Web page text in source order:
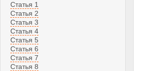
Статья 1
Статья 2
Статья 3
Статья 4
Статья 5
Статья 6
Статья 7
Статья 8